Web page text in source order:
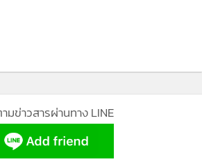
มข่าวสารผ่านทาง LINE